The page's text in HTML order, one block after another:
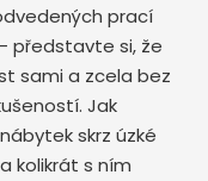
prací
představte si, že
sami a zcela bez
Jak
skrz úzké
kolikrát s ním